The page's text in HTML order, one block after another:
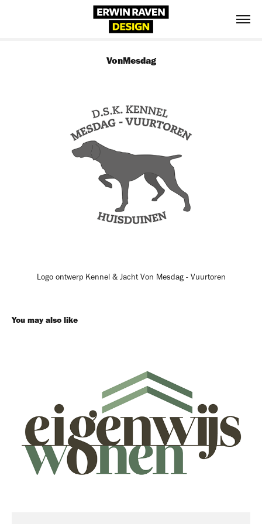
VonMesdag
Logo ontwerp Kennel & Jacht Von Mesdag - Vuurtoren
You may also like